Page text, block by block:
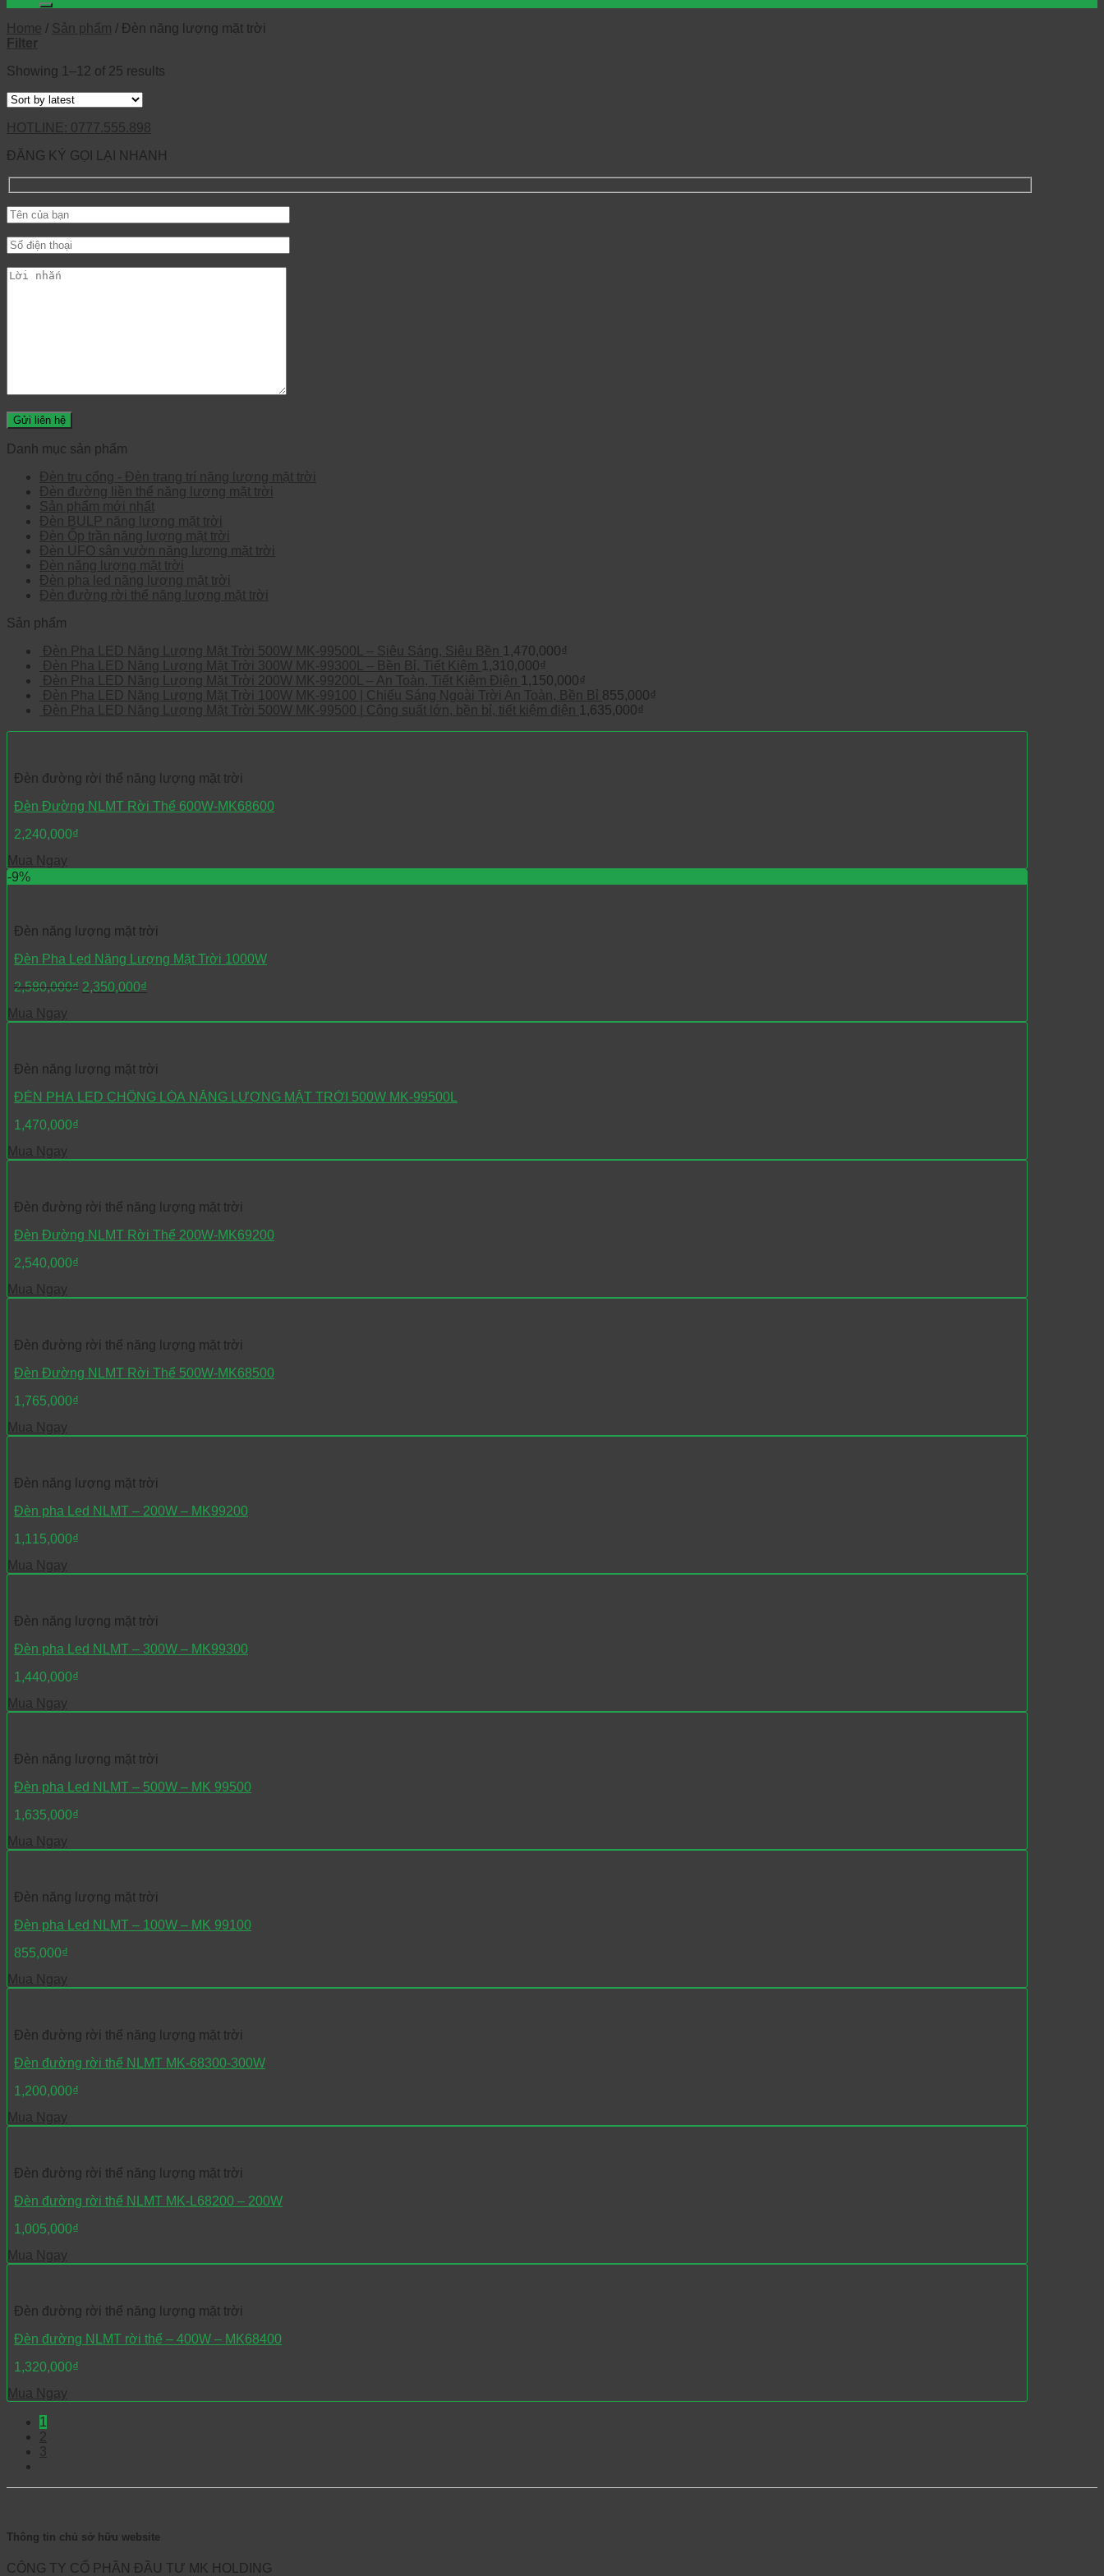
Home / Sản phẩm / Đèn năng lượng mặt trời
Filter
Showing 1–12 of 25 results
HOTLINE: 0777.555.898
ĐĂNG KÝ GỌI LẠI NHANH
Danh mục sản phẩm
Đèn trụ cổng - Đèn trang trí năng lượng mặt trời
Đèn đường liền thể năng lượng mặt trời
Sản phẩm mới nhất
Đèn BULP năng lượng mặt trời
Đèn Ốp trần năng lượng mặt trời
Đèn UFO sân vườn năng lượng mặt trời
Đèn năng lượng mặt trời
Đèn pha led năng lượng mặt trời
Đèn đường rời thể năng lượng mặt trời
Sản phẩm
Đèn Pha LED Năng Lượng Mặt Trời 500W MK-99500L – Siêu Sáng, Siêu Bền 1,470,000₫
Đèn Pha LED Năng Lượng Mặt Trời 300W MK-99300L – Bền Bỉ, Tiết Kiệm 1,310,000₫
Đèn Pha LED Năng Lượng Mặt Trời 200W MK-99200L – An Toàn, Tiết Kiệm Điện 1,150,000₫
Đèn Pha LED Năng Lượng Mặt Trời 100W MK-99100 | Chiếu Sáng Ngoài Trời An Toàn, Bền Bỉ 855,000₫
Đèn Pha LED Năng Lượng Mặt Trời 500W MK-99500 | Công suất lớn, bền bỉ, tiết kiệm điện 1,635,000₫
Đèn đường rời thể năng lượng mặt trời
Đèn Đường NLMT Rời Thể 600W-MK68600
2,240,000₫
Mua Ngay
-9%
Đèn năng lượng mặt trời
Đèn Pha Led Năng Lượng Mặt Trời 1000W
2,580,000₫ 2,350,000₫
Mua Ngay
Đèn năng lượng mặt trời
ĐÈN PHA LED CHỐNG LÓA NĂNG LƯỢNG MẶT TRỜI 500W MK-99500L
1,470,000₫
Mua Ngay
Đèn đường rời thể năng lượng mặt trời
Đèn Đường NLMT Rời Thể 200W-MK69200
2,540,000₫
Mua Ngay
Đèn đường rời thể năng lượng mặt trời
Đèn Đường NLMT Rời Thể 500W-MK68500
1,765,000₫
Mua Ngay
Đèn năng lượng mặt trời
Đèn pha Led NLMT – 200W – MK99200
1,115,000₫
Mua Ngay
Đèn năng lượng mặt trời
Đèn pha Led NLMT – 300W – MK99300
1,440,000₫
Mua Ngay
Đèn năng lượng mặt trời
Đèn pha Led NLMT – 500W – MK 99500
1,635,000₫
Mua Ngay
Đèn năng lượng mặt trời
Đèn pha Led NLMT – 100W – MK 99100
855,000₫
Mua Ngay
Đèn đường rời thể năng lượng mặt trời
Đèn đường rời thể NLMT MK-68300-300W
1,200,000₫
Mua Ngay
Đèn đường rời thể năng lượng mặt trời
Đèn đường rời thể NLMT MK-L68200 – 200W
1,005,000₫
Mua Ngay
Đèn đường rời thể năng lượng mặt trời
Đèn đường NLMT rời thể – 400W – MK68400
1,320,000₫
Mua Ngay
1
2
3
Thông tin chủ sở hữu website
CÔNG TY CỔ PHẦN ĐẦU TƯ MK HOLDING